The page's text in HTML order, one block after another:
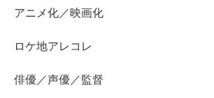
アニメ化／映画化
ロケ地アレコレ
俳優／声優／監督